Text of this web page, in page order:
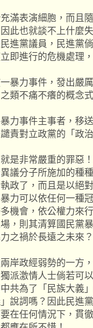
滿表演細胞，而且
此也就談不上什麼
進黨議員，民進黨
即進行的危機處理
暴力事件，發出嚴
類不痛不癢的概念
力事件主事者，移
責對立政黨的「政
是非常嚴重的罪惡
議分子所施加的種
政了，而且是以絕
力可以依任何一種
機會，依公權力來
，則其清算國民黨
之禍於長遠之未來？
岸政經弱勢的一方
派激情人士倘若可
共為了「民族大義
說詞嗎？因此民進
在任何情況下，貫